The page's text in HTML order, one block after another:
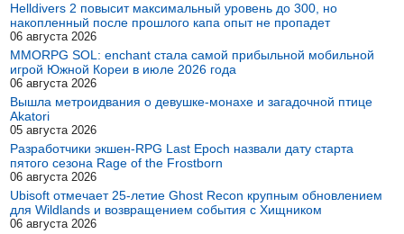
Helldivers 2 повысит максимальный уровень до 300, но
накопленный после прошлого капа опыт не пропадет
06 августа 2026
MMORPG SOL: enchant стала самой прибыльной мобильной
игрой Южной Кореи в июле 2026 года
06 августа 2026
Вышла метроидвания о девушке-монахе и загадочной птице
Akatori
05 августа 2026
Разработчики экшен-RPG Last Epoch назвали дату старта
пятого сезона Rage of the Frostborn
06 августа 2026
Ubisoft отмечает 25-летие Ghost Recon крупным обновлением
для Wildlands и возвращением события с Хищником
06 августа 2026